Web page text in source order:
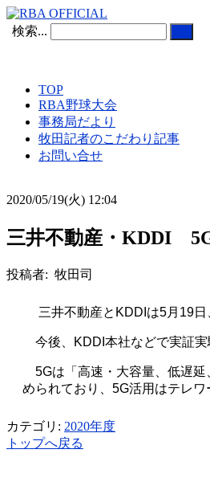
検索...
TOP
RBA野球大会
事務局だより
牧田記者のこだわり記事
お問い合せ
2020/05/19(火) 12:04
三井不動産・KDDI
投稿者: 牧田司
三井不動産と KDDI は5月 19
今後、 KDDI 本社などで実証実
5Gは「高速・大容量、低遅
められており、 5G活用はテレワ
カテゴリ: 2020年度
トップへ戻る